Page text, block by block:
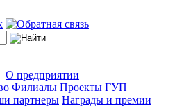
О предприятии
Филиалы Проекты ГУП
партнеры Награды и премии